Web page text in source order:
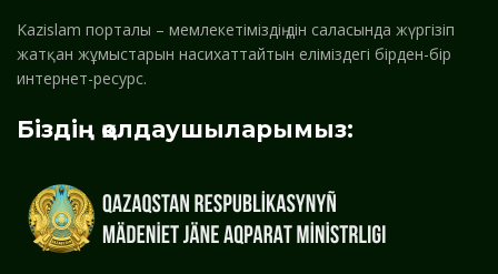
Kazislam порталы – мемлекетіміздің дін саласында жүргізіп
жатқан жұмыстарын насихаттайтын еліміздегі бірден-бір
интернет-ресурс.
Біздің қолдаушыларымыз: